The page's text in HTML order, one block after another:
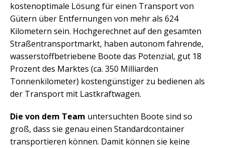
kostenoptimale Lösung für einen Transport von
Gütern über Entfernungen von mehr als 624
Kilometern sein. Hochgerechnet auf den gesamten
Straßentransportmarkt, haben autonom fahrende,
wasserstoffbetriebene Boote das Potenzial, gut 18
Prozent des Marktes (ca. 350 Milliarden
Tonnenkilometer) kostengünstiger zu bedienen als
der Transport mit Lastkraftwagen.
Die von dem Team untersuchten Boote sind so
groß, dass sie genau einen Standardcontainer
transportieren können. Damit können sie keine